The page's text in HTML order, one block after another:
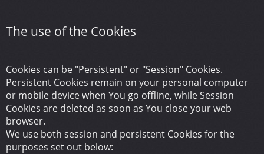
The use of the Cookies
Cookies can be "Persistent" or "Session" Cookies.
Persistent Cookies remain on your personal computer
or mobile device when You go offline, while Session
Cookies are deleted as soon as You close your web
browser.
We use both session and persistent Cookies for the
purposes set out below: